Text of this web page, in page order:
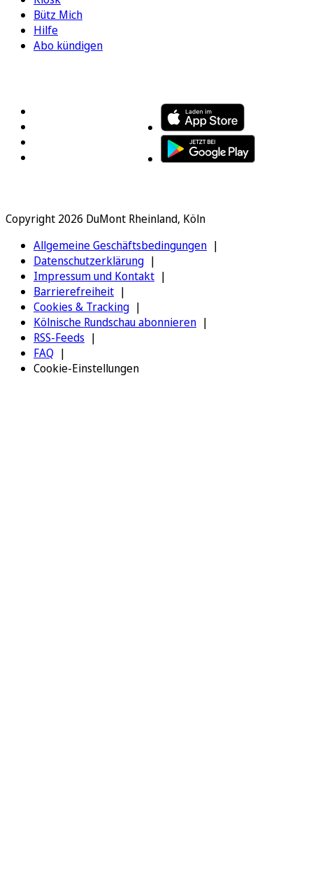
Bütz Mich
Hilfe
Abo kündigen
Copyright 2026 DuMont Rheinland, Köln
Allgemeine Geschäftsbedingungen
Datenschutzerklärung
Impressum und Kontakt
Barrierefreiheit
Cookies & Tracking
Kölnische Rundschau abonnieren
RSS-Feeds
FAQ
Cookie-Einstellungen